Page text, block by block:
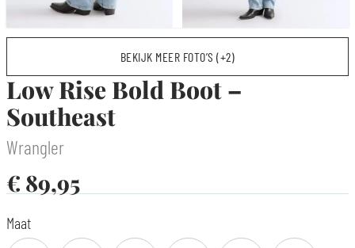
BEKIJK MEER FOTO’S (+2)
Low Rise Bold Boot –
Southeast
Wrangler
€ 89,95
Maat